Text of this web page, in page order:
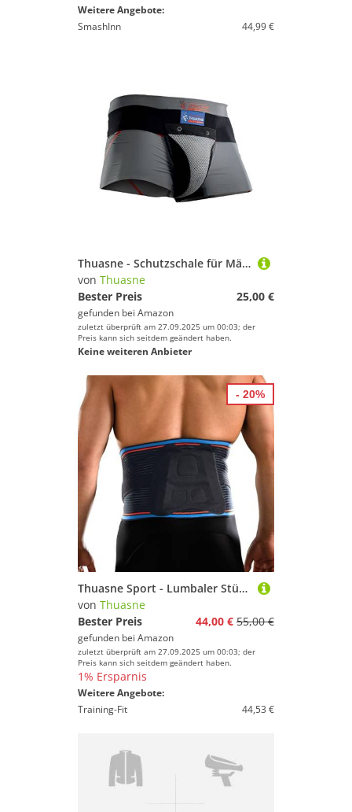
Weitere Angebote:
SmashInn
44,99 €
Thuasne - Schutzschale für Männer - Hartschale für Kampfsportarten, Boxen, Karate, Taekwondo - Handball, Rugby - Breiter elastischer Haltegurt - S
von Thuasne
Bester Preis
25,00 €
gefunden bei Amazon
zuletzt überprüft am 27.09.2025 um 00:03; der
Preis kann sich seitdem geändert haben.
Keine weiteren Anbieter
Thuasne Sport - Lumbaler Stützgürtel - Lumbalgie, Bandscheiben-/Lumbalverstauchung, Rückenschmerzen - Stützkraft 3/3 - CE Medizinisches Gerät - Größe XXL
von Thuasne
Bester Preis
44,00 € 55,00 €
gefunden bei Amazon
zuletzt überprüft am 27.09.2025 um 00:03; der
Preis kann sich seitdem geändert haben.
1% Ersparnis
Weitere Angebote:
Training-Fit
44,53 €
- 20%